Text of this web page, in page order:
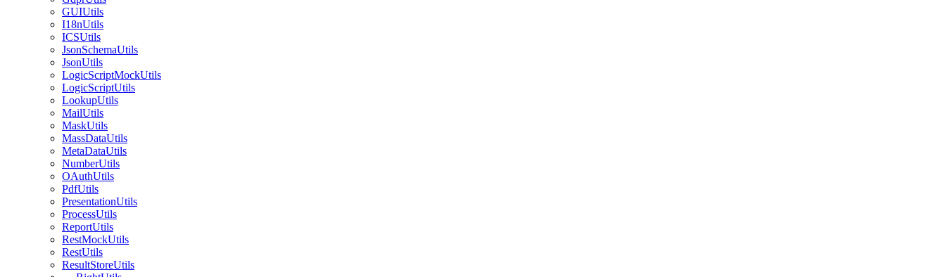
GUIUtils
I18nUtils
ICSUtils
JsonSchemaUtils
JsonUtils
LogicScriptMockUtils
LogicScriptUtils
LookupUtils
MailUtils
MaskUtils
MassDataUtils
MetaDataUtils
NumberUtils
OAuthUtils
PdfUtils
PresentationUtils
ProcessUtils
ReportUtils
RestMockUtils
RestUtils
ResultStoreUtils